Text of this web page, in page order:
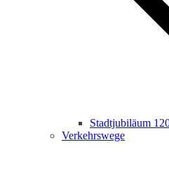
Stadtjubiläum
Verkehrswege